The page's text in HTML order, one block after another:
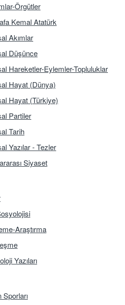
Örgütler
Kemal Atatürk
Akımlar
Düşünce
Hareketler-Eylemler-Topluluklar
Hayat (Dünya)
Hayat (Türkiye)
Partiler
Tarih
Yazılar - Tezler
Siyaset
Araştırma
Yazıları
Sporları